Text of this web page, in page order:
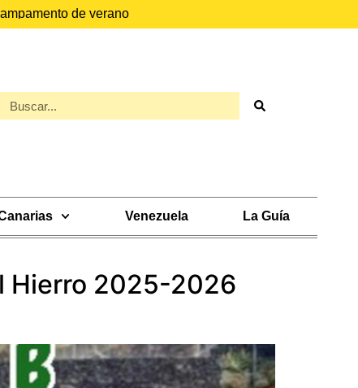
de verano
Venezuela La Guía
Hierro 2025-2026